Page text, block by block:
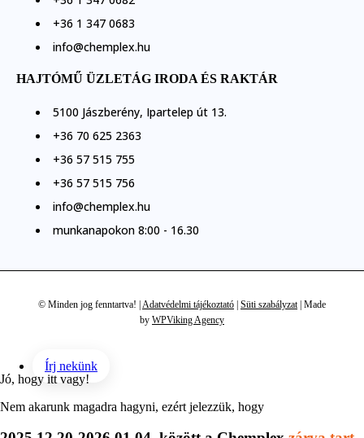
+36 1 347 0683
info@chemplex.hu
HAJTÓMŰ ÜZLETÁG IRODA ÉS RAKTÁR
5100 Jászberény, Ipartelep út 13.
+36 70 625 2363
+36 57 515 755
+36 57 515 756
info@chemplex.hu
munkanapokon 8:00 - 16.30
© Minden jog fenntartva! | Adatvédelmi tájékoztató | Süti szabályzat | Made
by WPViking Agency
Írj nekünk
Jó, hogy itt vagy!
Nem akarunk magadra hagyni, ezért jelezzük, hogy